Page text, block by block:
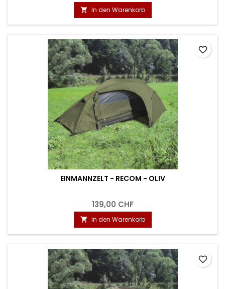
 In den Warenkorb
EINMANNZELT - RECOM - OLIV
139,00 CHF
 In den Warenkorb
favorite_border
favorite_border